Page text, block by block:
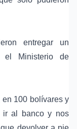
entregar un
el Ministerio de
en 100 bolívares y
ir al banco y nos